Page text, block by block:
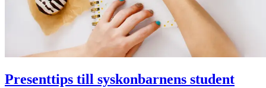
Presenttips till syskonbarnens student